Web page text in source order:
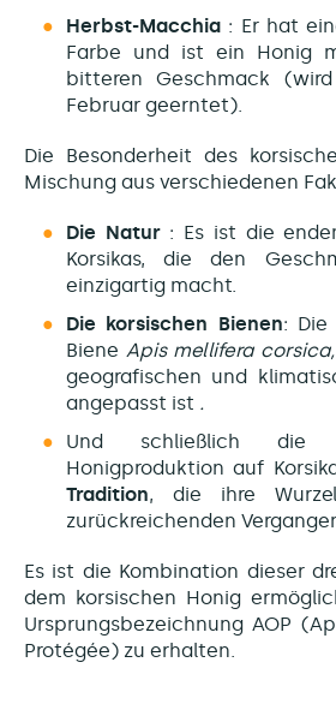
Herbst-Macchia : Er hat
Farbe und ist ein Honig
bitteren Geschmack
Februar geerntet).
Die Besonderheit des
Mischung aus verschiedenen
Die Natur : Es ist die
Korsikas, die den
einzigartig macht.
Die korsischen Bienen: Die
Biene Apis mellifera corsica,
geografischen und
angepasst ist .
Und schließlich die
Honigproduktion auf
Tradition, die ihre
zurückreichenden
Es ist die Kombination dieser
dem korsischen Honig
Ursprungsbezeichnung AOP
Protégée) zu erhalten.